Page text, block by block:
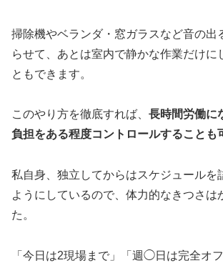
掃除機やベランダ・窓ガラスなど音の出
らせて、あとは室内で静かな作業だけに
ともできます。
このやり方を徹底すれば、 長時間労働に
負担をある程度コントロールすることも
私自身、独立してからはスケジュールを
ようにしているので、体力的なきつさは
た。
「今日は2現場まで」「週◯日は完全オ